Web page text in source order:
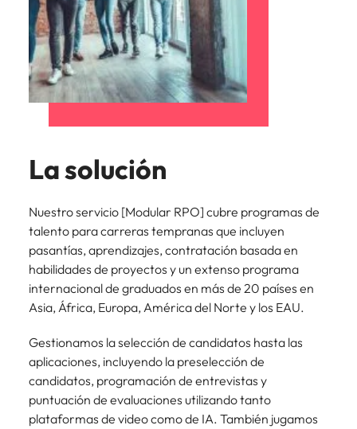
La solución
Nuestro servicio [Modular RPO] cubre programas de
talento para carreras tempranas que incluyen
pasantías, aprendizajes, contratación basada en
habilidades de proyectos y un extenso programa
internacional de graduados en más de 20 países en
Asia, África, Europa, América del Norte y los EAU.
Gestionamos la selección de candidatos hasta las
aplicaciones, incluyendo la preselección de
candidatos, programación de entrevistas y
puntuación de evaluaciones utilizando tanto
plataformas de video como de IA. También jugamos